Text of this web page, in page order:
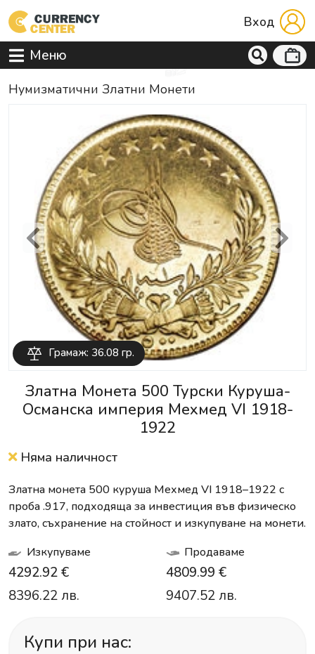
Вход
Меню
Нумизматични Златни Монети
Грамаж: 36.08 гр.
Previous Next
Златна Монета 500 Турски Куруша-
Османска империя Мехмед VI 1918-
1922
Няма наличност
Златна монета 500 куруша Мехмед VI 1918–1922 с
проба .917, подходяща за инвестиция във физическо
злато, съхранение на стойност и изкупуване на монети.
Изкупуваме
4292.92 €
8396.22 лв.
Продаваме
4809.99 €
9407.52 лв.
Купи при нас: